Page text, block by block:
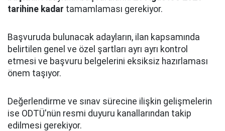
tarihine kadar tamamlaması gerekiyor.
Başvuruda bulunacak adayların, ilan kapsamında
belirtilen genel ve özel şartları ayrı ayrı kontrol
etmesi ve başvuru belgelerini eksiksiz hazırlaması
önem taşıyor.
Değerlendirme ve sınav sürecine ilişkin gelişmelerin
ise ODTÜ'nün resmi duyuru kanallarından takip
edilmesi gerekiyor.